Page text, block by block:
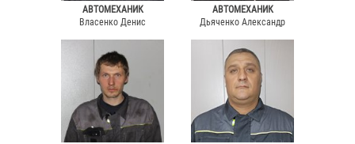
АВТОМЕХАНИК
Власенко Денис
АВТОМЕХАНИК
Дьяченко Александр